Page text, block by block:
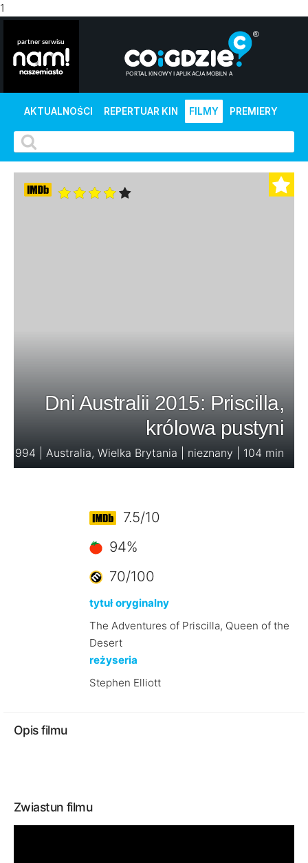
1
AKTUALNOŚCI REPERTUAR KIN FILMY PREMIERY
Dni Australii 2015: Priscilla,
królowa pustyni
1994 | Australia, Wielka Brytania | nieznany | 104 min
7.5/10
94%
70/100
tytuł oryginalny
The Adventures of Priscilla, Queen of the
Desert
reżyseria
Stephen Elliott
Opis filmu
Zwiastun filmu